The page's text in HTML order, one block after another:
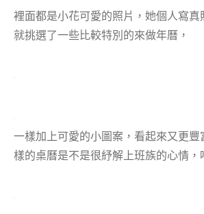
裡面都是小花可愛的照片，她個人寫真
就挑選了一些比較特別的來做年曆，
一樣加上可愛的小圖案，看起來又更豐
樣的桌曆是不是很紓解上班族的心情，